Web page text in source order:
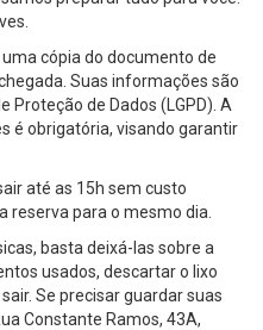
cópia do documento de
Suas informações são
Proteção de Dados (LGPD). A
é obrigatória, visando garantir
até as 15h sem custo
reserva para o mesmo dia.
basta deixá-las sobre a
usados, descartar o lixo
Se precisar guardar suas
Constante Ramos, 43A,